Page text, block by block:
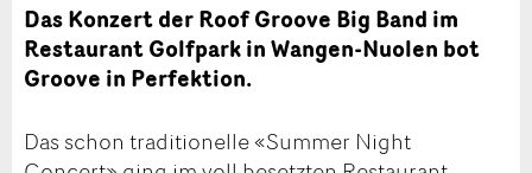
Das Konzert der Roof Groove Big Band im
Restaurant Golfpark in Wangen-Nuolen bot
Groove in Perfektion.
Das schon traditionelle «Summer Night